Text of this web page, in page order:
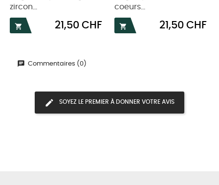
zircon...

Prix
21,50 CHF
coeurs...

Prix
21,50 CHF
Commentaires (0)
SOYEZ LE PREMIER À DONNER VOTRE AVIS